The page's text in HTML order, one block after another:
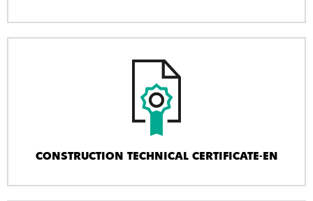
CONSTRUCTION TECHNICAL CERTIFICATE-EN